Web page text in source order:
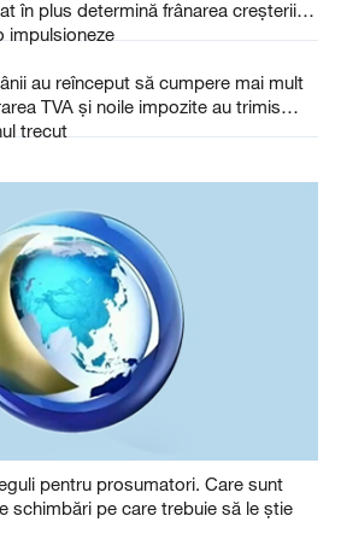
în plus determină frânarea creşterii
impulsioneze
au reînceput să cumpere mai mult
TVA şi noile impozite au trimis
trecut
pentru prosumatori. Care sunt
schimbări pe care trebuie să le știe